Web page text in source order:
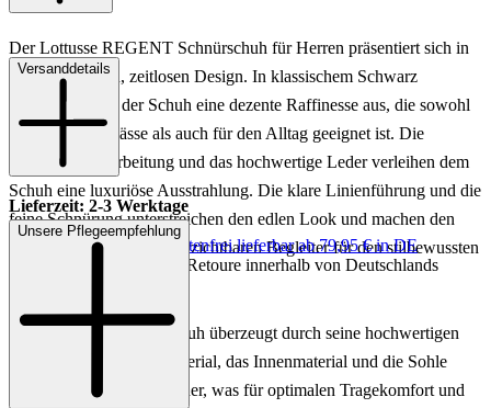
Der Lottusse REGENT Schnürschuh für Herren präsentiert sich in
einem eleganten, zeitlosen Design. In klassischem Schwarz
gehalten, strahlt der Schuh eine dezente Raffinesse aus, die sowohl
für formelle Anlässe als auch für den Alltag geeignet ist. Die
sorgfältige Verarbeitung und das hochwertige Leder verleihen dem
Schuh eine luxuriöse Ausstrahlung. Die klare Linienführung und die
feine Schnürung unterstreichen den edlen Look und machen den
REGENT zu einem unverzichtbaren Begleiter für den stilbewussten
Der REGENT Schnürschuh überzeugt durch seine hochwertigen
Materialien. Das Obermaterial, das Innenmaterial und die Sohle
bestehen aus feinstem Leder, was für optimalen Tragekomfort und
Versanddetails
Lieferzeit: 2-3 Werktage
Keine Versandkosten:
kostenfrei lieferbar ab 79,95 € in DE
Einfache und Kostenlose Retoure innerhalb von Deutschlands
Unsere Pflegeempfehlung